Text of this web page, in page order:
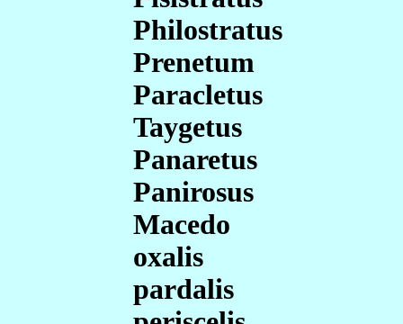
Philostratus
Prenetum
Paracletus
Taygetus
Panaretus
Panirosus
Macedo
oxalis
pardalis